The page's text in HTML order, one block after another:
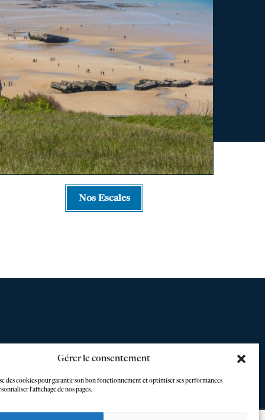
Gérer le consentement
des cookies pour garantir son bon fonctionnement et optimiser ses performances
l'affichage de nos pages.
Nos Escales
Contact